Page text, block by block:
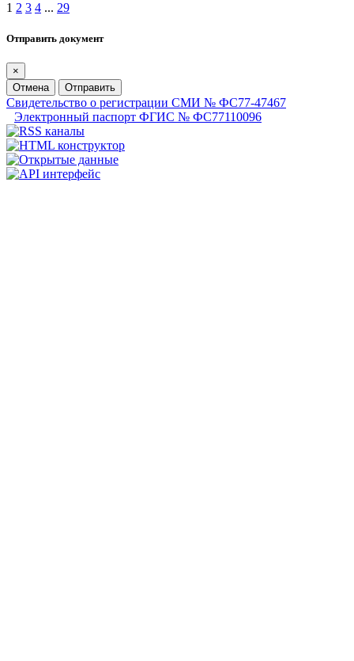
1 2 3 4 ... 29
Отправить документ
×
Отмена
Отправить
Свидетельство о регистрации СМИ № ФС77-47467
Электронный паспорт ФГИС № ФС77110096